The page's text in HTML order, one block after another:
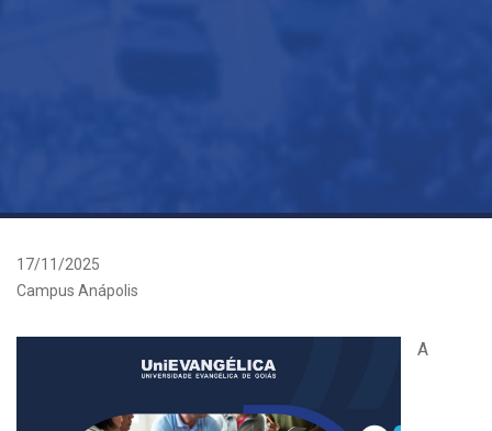
17/11/2025
Campus Anápolis
A